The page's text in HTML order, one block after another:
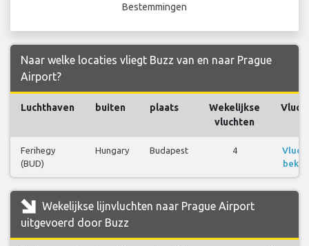
Bestemmingen
Naar welke locaties vliegt Buzz van en naar Prague
Airport?
Luchthaven buiten plaats
Wekelijkse
vluchten
Ferihegy
(BUD)
Hungary Budapest 4
Wekelijkse lijnvluchten naar Prague Airport
uitgevoerd door Buzz